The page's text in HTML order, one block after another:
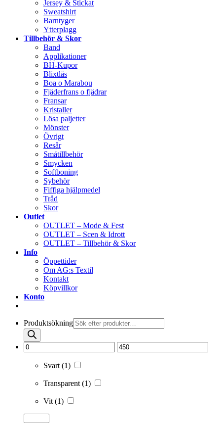
Jersey & Stickat
Sweatshirt
Barntyger
Ytterplagg
Tillbehör & Skor
Band
Applikationer
BH-Kupor
Blixtlås
Boa o Marabou
Fjäderfrans o fjädrar
Fransar
Kristaller
Lösa paljetter
Mönster
Övrigt
Resår
Småtillbehör
Smycken
Softboning
Sybehör
Fiffiga hjälpmedel
Tråd
Skor
Outlet
OUTLET – Mode & Fest
OUTLET – Scen & Idrott
OUTLET – Tillbehör & Skor
Info
Öppettider
Om AG:s Textil
Kontakt
Köpvillkor
Konto
Produktsökning
Svart(1)
Transparent(1)
Vit(1)